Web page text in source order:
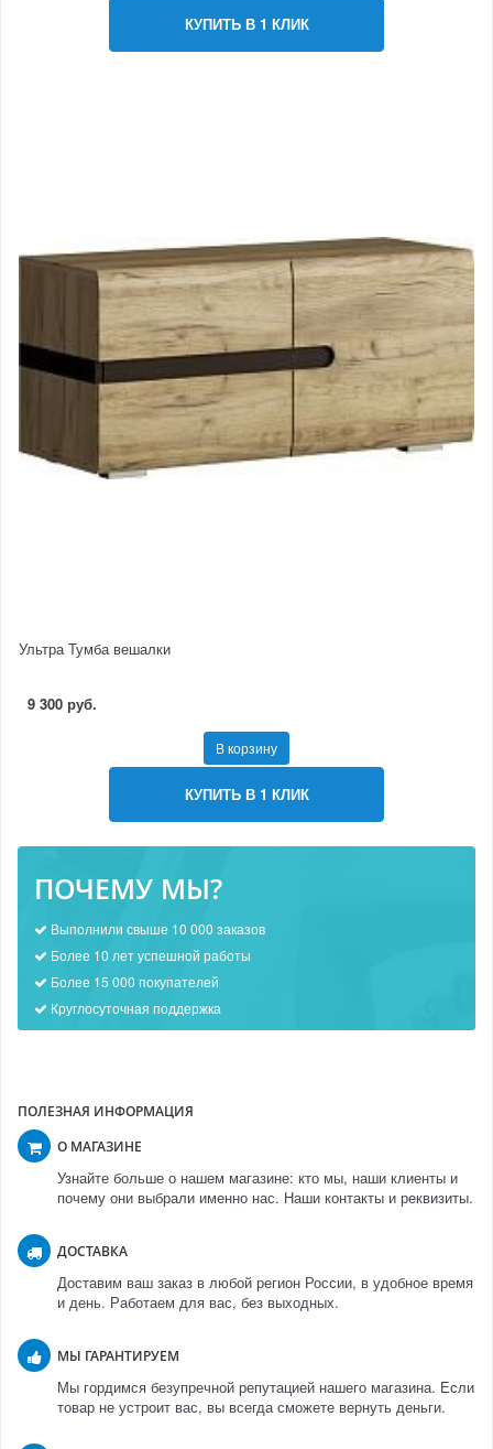
КУПИТЬ В 1 КЛИК
Ультра Тумба вешалки
9 300 руб.
В корзину
КУПИТЬ В 1 КЛИК
ПОЧЕМУ МЫ?
Выполнили свыше 10 000 заказов
Более 10 лет успешной работы
Более 15 000 покупателей
Круглосуточная поддержка
ПОЛЕЗНАЯ ИНФОРМАЦИЯ
О МАГАЗИНЕ
Узнайте больше о нашем магазине: кто мы, наши клиенты и
почему они выбрали именно нас. Наши контакты и реквизиты.
ДОСТАВКА
Доставим ваш заказ в любой регион России, в удобное время
и день. Работаем для вас, без выходных.
МЫ ГАРАНТИРУЕМ
Мы гордимся безупречной репутацией нашего магазина. Если
товар не устроит вас, вы всегда сможете вернуть деньги.